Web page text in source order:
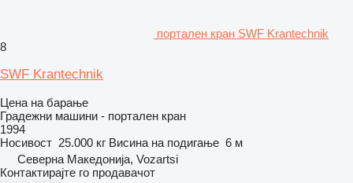
портален кран SWF Krantechnik
8
SWF Krantechnik
Цена на барање
Градежни машини - портален кран
1994
Носивост 25.000 кг Висина на подигање 6 м
Северна Македонија, Vozartsi
Контактирајте го продавачот